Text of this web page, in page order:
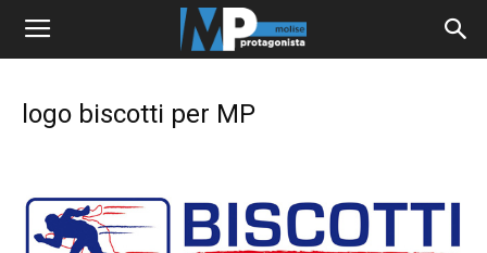
logo biscotti per MP